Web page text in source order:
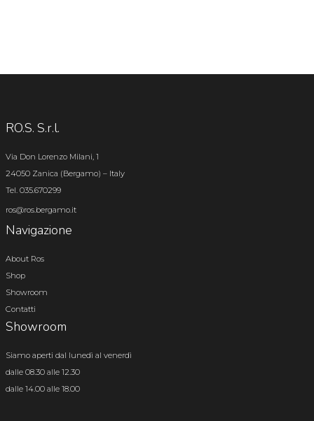
RO.S. S.r.l.
Via Don Lorenzo Milani, 1
24050 Zanica (Bergamo) – Italy
Tel. 035.670299
ros@ros.bergamo.it
Navigazione
About Ros
Shop
Showroom
Contatti
Showroom
Siamo aperti dal lunedì al venerdì
dalle 08.30 alle 12.30
dalle 14.00 alle 18.00